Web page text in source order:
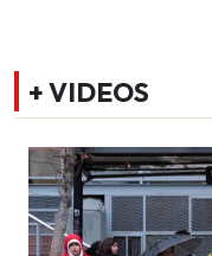
+ VIDEOS